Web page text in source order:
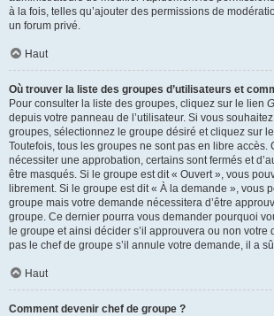
à la fois, telles qu’ajouter des permissions de
un forum privé.
Haut
Où trouver la liste des groupes d’utilisateurs et
Pour consulter la liste des groupes, cliquez sur le lien
depuis votre panneau de l’utilisateur. Si vous
groupes, sélectionnez le groupe désiré et cliquez sur
Toutefois, tous les groupes ne sont pas en libre accès.
nécessiter une approbation, certains sont fermés et
être masqués. Si le groupe est dit « Ouvert », vous
librement. Si le groupe est dit « À la demande », vous
groupe mais votre demande nécessitera d’être
groupe. Ce dernier pourra vous demander pourquoi
le groupe et ainsi décider s’il approuvera ou non votre
pas le chef de groupe s’il annule votre demande, il a
Haut
Comment devenir chef de groupe ?